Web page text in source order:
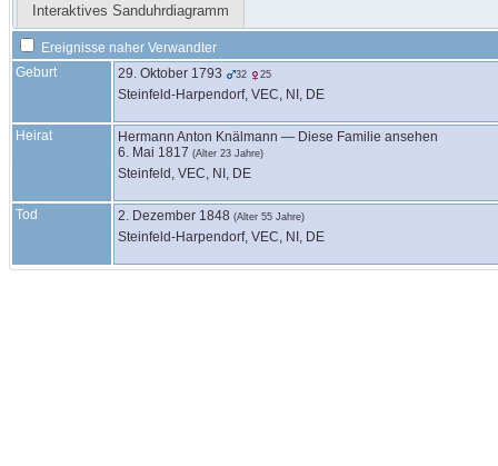
Interaktives Sanduhrdiagramm
Ereignisse naher Verwandter
Geburt
29. Oktober 1793 32 25
Steinfeld-Harpendorf, VEC, NI, DE
Heirat Hermann Anton Knälmann — Diese Familie ansehen
6. Mai 1817 (Alter 23 Jahre)
Steinfeld, VEC, NI, DE
Tod 2. Dezember 1848 (Alter 55 Jahre)
Steinfeld-Harpendorf, VEC, NI, DE